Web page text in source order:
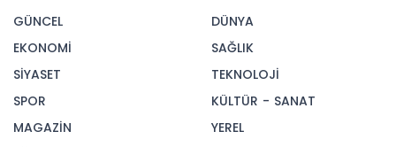
GÜNCEL
EKONOMİ
SİYASET
SPOR
MAGAZİN
DÜNYA
SAĞLIK
TEKNOLOJİ
KÜLTÜR - SANAT
YEREL